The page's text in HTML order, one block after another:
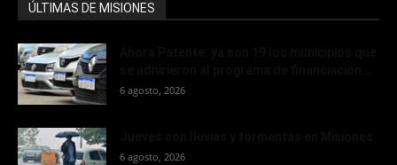
ÚLTIMAS DE MISIONES
6 agosto, 2026
6 agosto, 2026